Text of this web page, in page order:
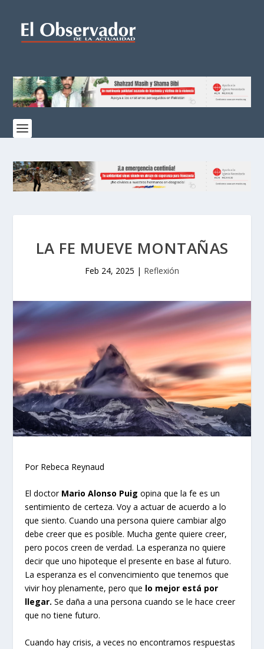
LA FE MUEVE MONTAÑAS
Feb 24, 2025 | Reflexión
Por Rebeca Reynaud
El doctorMario Alonso Puig opina que la fe es un
sentimiento de certeza. Voy a actuar de acuerdo a lo
que siento. Cuando una persona quiere cambiar algo
debe creer que es posible. Mucha gente quiere creer,
pero pocos creen de verdad. La esperanza no quiere
decir que uno hipoteque el presente en base al futuro.
La esperanza es el convencimiento que tenemos que
vivir hoy plenamente, pero que lo mejor está por
llegar. Se daña a una persona cuando se le hace creer
que no tiene futuro.
Cuando hay crisis, a veces no encontramos respuestas